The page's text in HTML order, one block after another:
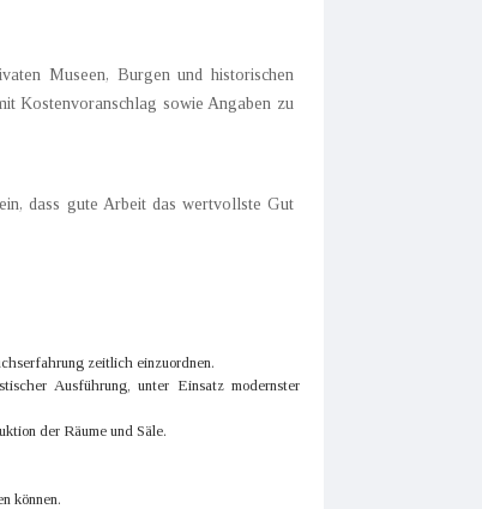
Museen, Burgen und historischen
Kostenvoranschlag sowie Angaben zu
dass gute Arbeit das wertvollste Gut
zeitlich einzuordnen.
Ausführung, unter Einsatz modernster
der Räume und Säle.
können.